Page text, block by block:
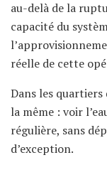
au-delà de la
capacité du
réelle de cette
Dans les
la même : voir
régulière, sans
d’exception.